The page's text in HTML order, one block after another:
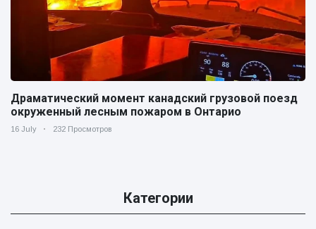
Драматический момент канадский грузовой поезд
окруженный лесным пожаром в Онтарио
16 July 232 Просмотров
Категории